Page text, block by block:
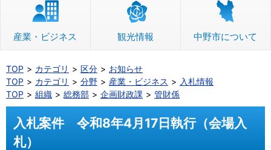
産業・ビジネス 観光情報 中野市について
TOP カテゴリ 区分
お知らせ
TOP
カテゴリ 分野 産業・ビジネス
入札情報
TOP
組織 総務部 企画財政課 管財係
入札案件 令和8年4月17日執行（会場入
札）